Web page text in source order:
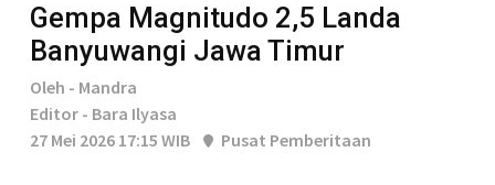
Gempa Magnitudo 2,5 Landa
Banyuwangi Jawa Timur
Oleh - Mandra
Editor - Bara Ilyasa
27 Mei 2026 17:15 WIB
Pusat Pemberitaan